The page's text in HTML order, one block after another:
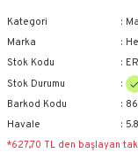
Kategori
Marka
Stok Kodu
Stok Durumu
Barkod Kodu
Havale
*627,70 TL den başlayan